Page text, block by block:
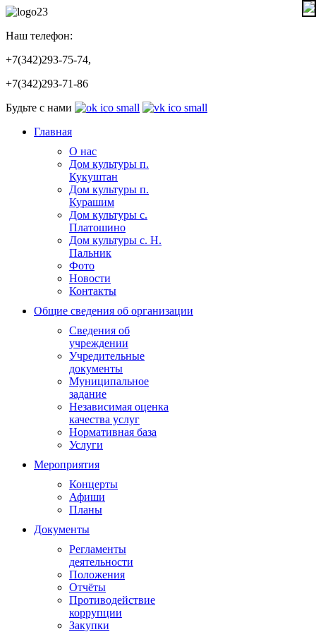
Наш телефон:
+7(342)293-75-74,
+7(342)293-71-86
Будьте с нами
Главная
О нас
Дом культуры п.
Кукуштан
Дом культуры п.
Курашим
Дом культуры с.
Платошино
Дом культуры с. Н.
Пальник
Фото
Новости
Контакты
Общие сведения об организации
Сведения об
учреждении
Учредительные
документы
Муниципальное
задание
Независимая оценка
качества услуг
Нормативная база
Услуги
Мероприятия
Концерты
Афиши
Планы
Документы
Регламенты
деятельности
Положения
Отчёты
Противодействие
коррупции
Закупки